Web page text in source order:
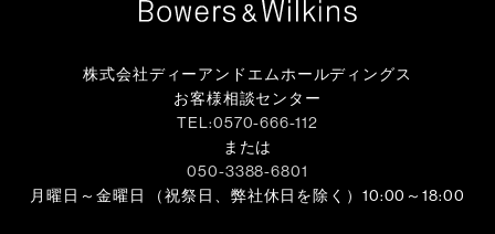
株式会社ディーアンドエムホールディングス
お客様相談センター
TEL:0570-666-112
または
050-3388-6801
月曜日～金曜日 （祝祭日、弊社休日を除く）10:00～18:00